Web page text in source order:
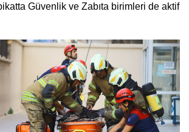
Güvenlik ve Zabıta birimleri de aktif